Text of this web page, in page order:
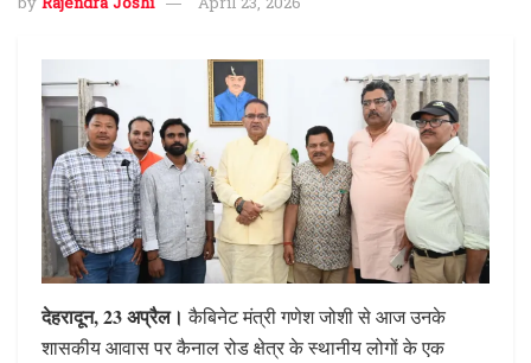
देहरादून, 23 अप्रैल। कैबिनेट मंत्री गणेश जोशी से आज उनके
शासकीय आवास पर कैनाल रोड क्षेत्र के स्थानीय लोगों के एक